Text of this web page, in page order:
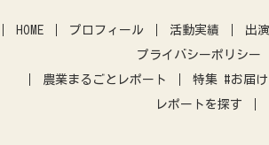
アーバンファーミング 古民家
アプリ 農業振興
差別化 営農指導 農機
HOME プロフィール 活動実績
出
プライバシーポリシー
農業まるごとレポート
特集 #お届
レポートを探す